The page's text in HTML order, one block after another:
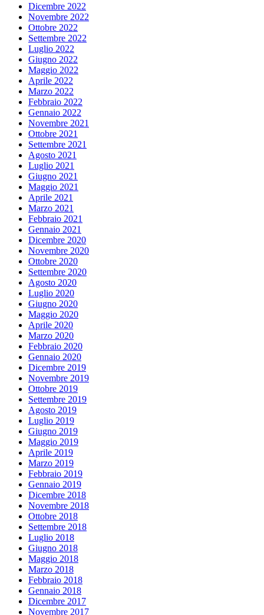
Dicembre 2022
Novembre 2022
Ottobre 2022
Settembre 2022
Luglio 2022
Giugno 2022
Maggio 2022
Aprile 2022
Marzo 2022
Febbraio 2022
Gennaio 2022
Novembre 2021
Ottobre 2021
Settembre 2021
Agosto 2021
Luglio 2021
Giugno 2021
Maggio 2021
Aprile 2021
Marzo 2021
Febbraio 2021
Gennaio 2021
Dicembre 2020
Novembre 2020
Ottobre 2020
Settembre 2020
Agosto 2020
Luglio 2020
Giugno 2020
Maggio 2020
Aprile 2020
Marzo 2020
Febbraio 2020
Gennaio 2020
Dicembre 2019
Novembre 2019
Ottobre 2019
Settembre 2019
Agosto 2019
Luglio 2019
Giugno 2019
Maggio 2019
Aprile 2019
Marzo 2019
Febbraio 2019
Gennaio 2019
Dicembre 2018
Novembre 2018
Ottobre 2018
Settembre 2018
Luglio 2018
Giugno 2018
Maggio 2018
Marzo 2018
Febbraio 2018
Gennaio 2018
Dicembre 2017
Novembre 2017